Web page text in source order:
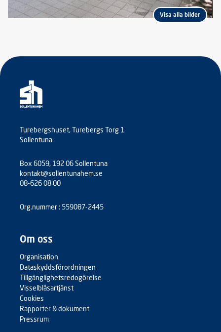
Visa alla bilder
Turebergshuset, Turebergs Torg 1
Sollentuna
Box 6059, 192 06 Sollentuna
kontakt@sollentunahem.se
08-626 08 00
Org.nummer : 559087-2445
Om oss
Organisation
Dataskyddsförordningen
Tillgänglighetsredogörelse
Visselblåsartjänst
Cookies
Rapporter & dokument
Pressrum